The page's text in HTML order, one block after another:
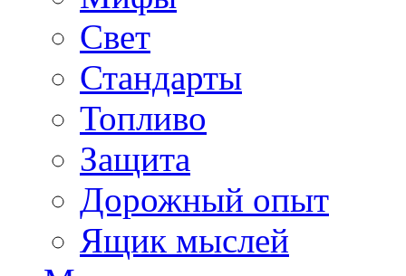
Свет
Стандарты
Топливо
Защита
Дорожный опыт
Ящик мыслей